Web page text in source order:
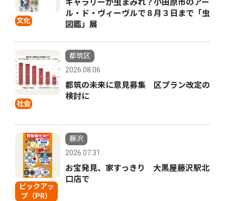
文化
ギャラリーが虫まみれ？小田原市のアー
ル・ド・ヴィーヴルで８月３日まで「虫
図鑑」展
社会
都筑区
2026.08.06
都筑の未来に意見募集 区プラン改定の
検討に
ピックアッ
プ（PR）
藤沢
2026.07.31
お宝発見、家すっきり 大黒屋藤沢駅北
口店で